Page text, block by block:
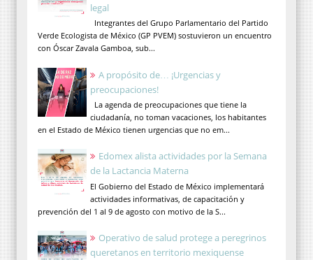
legal
Integrantes del Grupo Parlamentario del Partido
Verde Ecologista de México (GP PVEM) sostuvieron un encuentro
con Óscar Zavala Gamboa, sub...
A propósito de… ¡Urgencias y
preocupaciones!
La agenda de preocupaciones que tiene la
ciudadanía, no toman vacaciones, los habitantes
en el Estado de México tienen urgencias que no em...
Edomex alista actividades por la Semana
de la Lactancia Materna
El Gobierno del Estado de México implementará
actividades informativas, de capacitación y
prevención del 1 al 9 de agosto con motivo de la S...
Operativo de salud protege a peregrinos
queretanos en territorio mexiquense